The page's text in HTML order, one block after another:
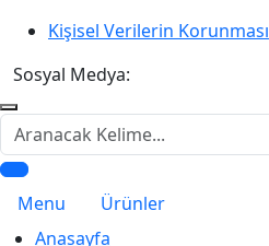
Kişisel Verilerin Korunması
Sosyal Medya:
Arama
Menu
Ürünler
Anasayfa